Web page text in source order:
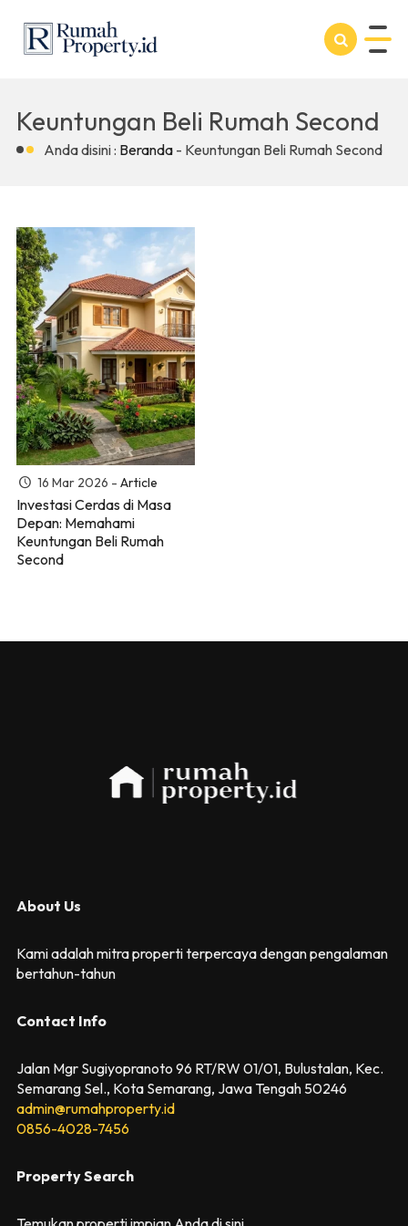
Keuntungan Beli Rumah Second
Anda disini : Beranda - Keuntungan Beli Rumah Second
16 Mar 2026 - Article
Investasi Cerdas di Masa
Depan: Memahami
Keuntungan Beli Rumah
Second
About Us
Kami adalah mitra properti terpercaya dengan pengalaman
bertahun-tahun
Contact Info
Jalan Mgr Sugiyopranoto 96 RT/RW 01/01, Bulustalan, Kec.
Semarang Sel., Kota Semarang, Jawa Tengah 50246
admin@rumahproperty.id
0856-4028-7456
Property Search